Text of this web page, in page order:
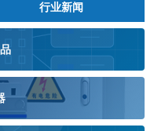
行业新闻